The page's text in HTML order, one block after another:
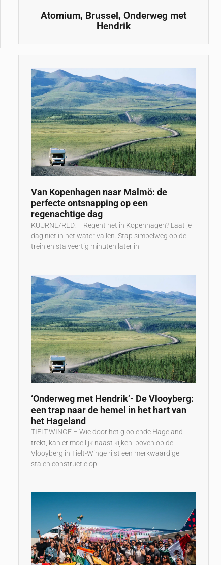
Atomium, Brussel, Onderweg met
Hendrik
Van Kopenhagen naar Malmö: de
perfecte ontsnapping op een
regenachtige dag
KUURNE/RED. – Regent het in Kopenhagen? Laat je
dag niet in het water vallen. Stap simpelweg op de
trein en sta veertig minuten later in
‘Onderweg met Hendrik’- De Vlooyberg:
een trap naar de hemel in het hart van
het Hageland
TIELT-WINGE – Wie door het glooiende Hageland
trekt, kan er moeilijk naast kijken: boven op de
Vlooyberg in Tielt-Winge rijst een merkwaardige
stalen constructie op